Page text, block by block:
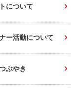
について
ー活動について
ぶやき